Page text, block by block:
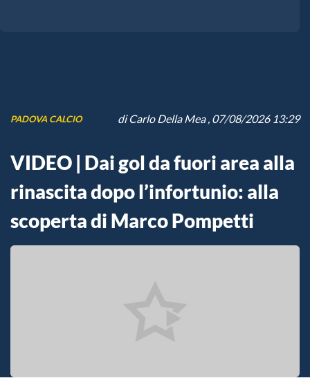
PADOVA CALCIO diCarlo Della Mea, 07/08/2026 13:29
VIDEO | Dai gol da fuori area alla
rinascita dopo l’infortunio: alla
scoperta di Marco Pompetti